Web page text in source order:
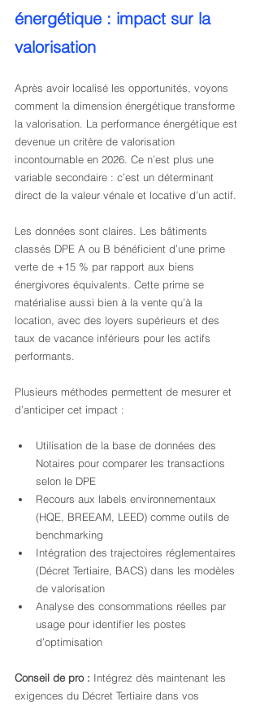
énergétique : impact sur la
valorisation
Après avoir localisé les opportunités, voyons
comment la dimension énergétique transforme
la valorisation. La performance énergétique est
devenue un critère de valorisation
incontournable en 2026. Ce n’est plus une
variable secondaire : c’est un déterminant
direct de la valeur vénale et locative d’un actif.
Les données sont claires. Les bâtiments
classés DPE A ou B bénéficient d’une prime
verte de +15 % par rapport aux biens
énergivores équivalents. Cette prime se
matérialise aussi bien à la vente qu’à la
location, avec des loyers supérieurs et des
taux de vacance inférieurs pour les actifs
performants.
Plusieurs méthodes permettent de mesurer et
d’anticiper cet impact :
Utilisation de la base de données des
Notaires pour comparer les transactions
selon le DPE
Recours aux labels environnementaux
(HQE, BREEAM, LEED) comme outils de
benchmarking
Intégration des trajectoires réglementaires
(Décret Tertiaire, BACS) dans les modèles
de valorisation
Analyse des consommations réelles par
usage pour identifier les postes
d’optimisation
Conseil de pro : Intégrez dès maintenant les
exigences du Décret Tertiaire dans vos